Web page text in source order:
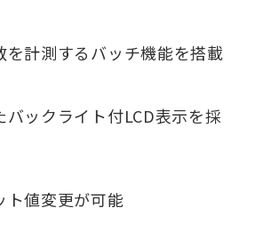
を計測するバッチ機能を搭載
ックライト付LCD表示を採
ト値変更が可能